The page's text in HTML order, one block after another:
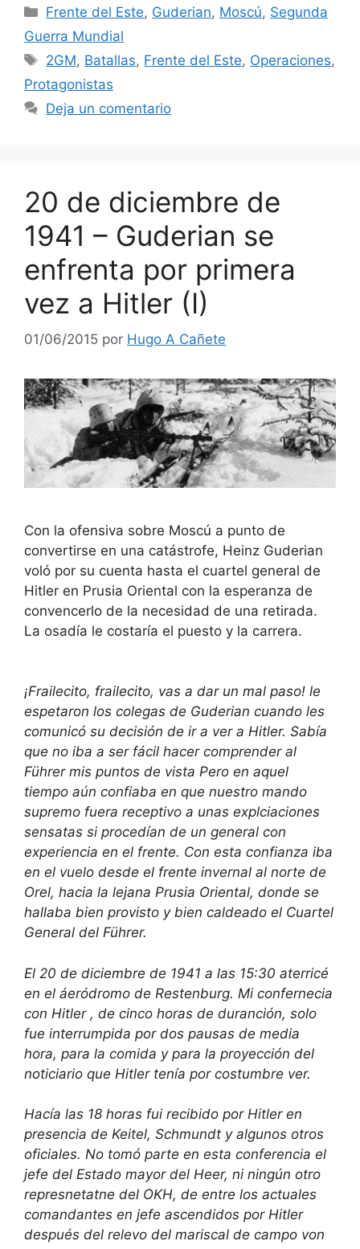
Categorías
Frente del Este, Guderian, Moscú, Segunda
Guerra Mundial
Etiquetas
2GM, Batallas, Frente del Este, Operaciones,
Protagonistas
Deja un comentario
20 de diciembre de
1941 – Guderian se
enfrenta por primera
vez a Hitler (I)
01/06/2015 por Hugo A Cañete
Con la ofensiva sobre Moscú a punto de
convertirse en una catástrofe, Heinz Guderian
voló por su cuenta hasta el cuartel general de
Hitler en Prusia Oriental con la esperanza de
convencerlo de la necesidad de una retirada.
La osadía le costaría el puesto y la carrera.
¡Frailecito, frailecito, vas a dar un mal paso! le
espetaron los colegas de Guderian cuando les
comunicó su decisión de ir a ver a Hitler. Sabía
que no iba a ser fácil hacer comprender al
Führer mis puntos de vista Pero en aquel
tiempo aún confiaba en que nuestro mando
supremo fuera receptivo a unas explciaciones
sensatas si procedían de un general con
experiencia en el frente. Con esta confianza iba
en el vuelo desde el frente invernal al norte de
Orel, hacia la lejana Prusia Oriental, donde se
hallaba bien provisto y bien caldeado el Cuartel
General del Führer.
El 20 de diciembre de 1941 a las 15:30 aterricé
en el áeródromo de Restenburg. Mi confernecia
con Hitler , de cinco horas de duranción, solo
fue interrumpida por dos pausas de media
hora, para la comida y para la proyección del
noticiario que Hitler tenía por costumbre ver.
Hacía las 18 horas fui recibido por Hitler en
presencia de Keitel, Schmundt y algunos otros
oficiales. No tomó parte en esta conferencia el
jefe del Estado mayor del Heer, ni ningún otro
represnetatne del OKH, de entre los actuales
comandantes en jefe ascendidos por Hitler
después del relevo del mariscal de campo von